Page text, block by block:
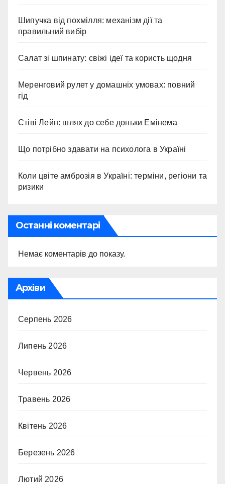
Шипучка від похмілля: механізм дії та
правильний вибір
Салат зі шпинату: свіжі ідеї та користь щодня
Меренговий рулет у домашніх умовах: повний
гід
Стіві Лейн: шлях до себе доньки Емінема
Що потрібно здавати на психолога в Україні
Коли цвіте амброзія в Україні: терміни, регіони та
ризики
Останні коментарі
Немає коментарів до показу.
Архіви
Серпень 2026
Липень 2026
Червень 2026
Травень 2026
Квітень 2026
Березень 2026
Лютий 2026